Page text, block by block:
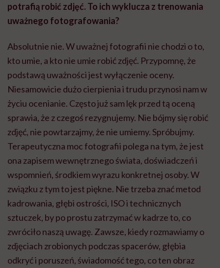
potrafią robić zdjęć. To ich wyklucza z trenowania
uważnego fotografowania?
Absolutnie nie. W uważnej fotografii nie chodzi o to,
kto umie, a kto nie umie robić zdjęć. Przypomnę, że
podstawą uważności jest wyłączenie oceny.
Niesamowicie dużo cierpienia i trudu przynosi nam w
życiu ocenianie. Często już sam lęk przed tą oceną
sprawia, że z czegoś rezygnujemy. Nie bójmy się robić
zdjęć, nie powtarzajmy, że nie umiemy. Spróbujmy.
Terapeutyczna moc fotografii polega na tym, że jest
ona zapisem wewnętrznego świata, doświadczeń i
wspomnień, środkiem wyrazu konkretnej osoby. W
związku z tym to jest piękne. Nie trzeba znać metod
kadrowania, głębi ostrości, ISO i technicznych
sztuczek, by po prostu zatrzymać w kadrze to, co
zwróciło naszą uwagę. Zawsze, kiedy rozmawiamy o
zdjęciach zrobionych podczas spacerów, głębia
odkryć i poruszeń, świadomość tego, co ten obraz